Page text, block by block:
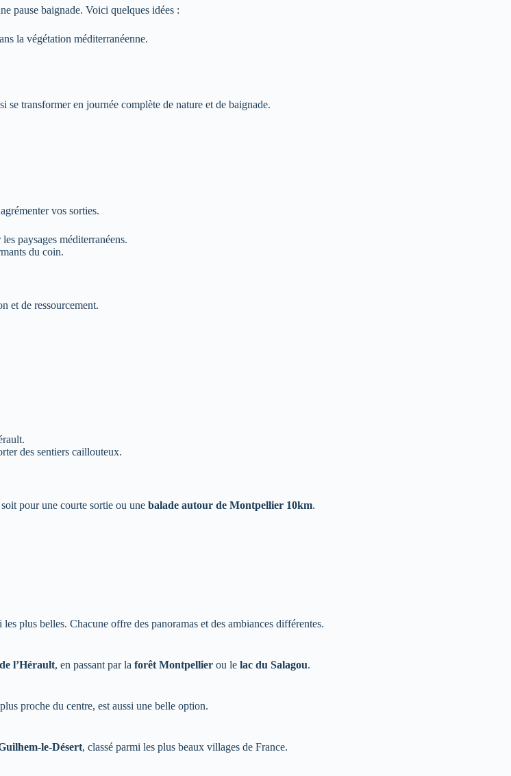
pause baignade. Voici quelques idées :
la végétation méditerranéenne.
se transformer en journée complète de nature et de baignade.
vos sorties.
paysages méditerranéens.
du coin.
et de ressourcement.
des sentiers caillouteux.
pour une courte sortie ou une balade autour de Montpellier 10km.
plus belles. Chacune offre des panoramas et des ambiances différentes.
l’Hérault, en passant par la forêt Montpellier ou le lac du Salagou.
proche du centre, est aussi une belle option.
le-Désert, classé parmi les plus beaux villages de France.